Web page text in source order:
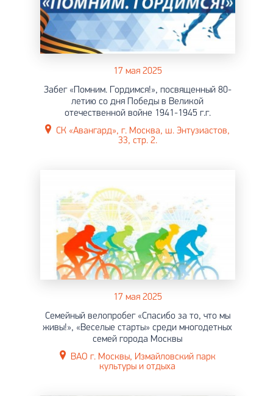
17 мая 2025
Забег «Помним. Гордимся!», посвященный 80-
летию со дня Победы в Великой
отечественной войне 1941-1945 г.г.
СК «Авангард», г. Москва, ш. Энтузиастов,
33, стр. 2.
17 мая 2025
Семейный велопробег «Спасибо за то, что мы
живы!», «Веселые старты» среди многодетных
семей города Москвы
ВАО г. Москвы, Измайловский парк
культуры и отдыха